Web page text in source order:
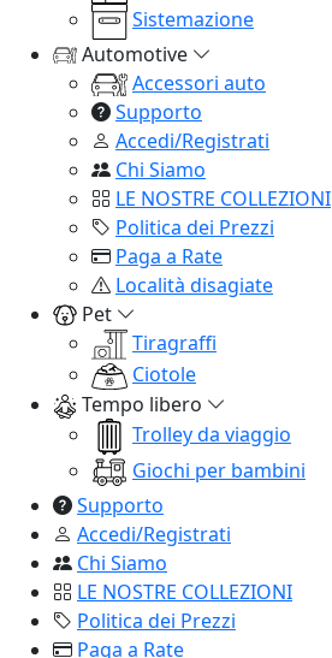
Sistemazione
Automotive
Accessori auto
Supporto
Accedi/Registrati
Chi Siamo
LE NOSTRE COLLEZIONI
Politica dei Prezzi
Paga a Rate
Località disagiate
Pet
Tiragraffi
Ciotole
Tempo libero
Trolley da viaggio
Giochi per bambini
Supporto
Accedi/Registrati
Chi Siamo
LE NOSTRE COLLEZIONI
Politica dei Prezzi
Paga a Rate